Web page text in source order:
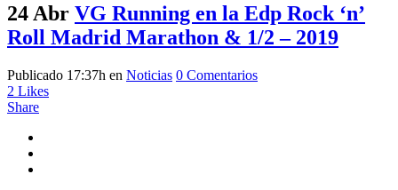
24 Abr VG Running en la Edp Rock ‘n’
Roll Madrid Marathon & 1/2 – 2019
Publicado 17:37h en Noticias 0 Comentarios
2 Likes
Share